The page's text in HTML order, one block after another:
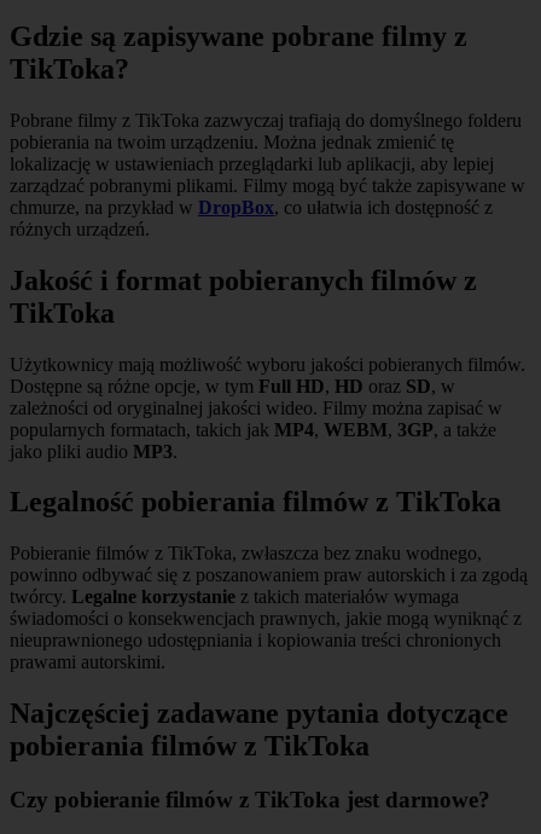
Gdzie są zapisywane pobrane filmy z
TikToka?
Pobrane filmy z TikToka zazwyczaj trafiają do domyślnego folderu
pobierania na twoim urządzeniu. Można jednak zmienić tę
lokalizację w ustawieniach przeglądarki lub aplikacji, aby lepiej
zarządzać pobranymi plikami. Filmy mogą być także zapisywane w
chmurze, na przykład w DropBox, co ułatwia ich dostępność z
różnych urządzeń.
Jakość i format pobieranych filmów z
TikToka
Użytkownicy mają możliwość wyboru jakości pobieranych filmów.
Dostępne są różne opcje, w tym Full HD, HD oraz SD, w
zależności od oryginalnej jakości wideo. Filmy można zapisać w
popularnych formatach, takich jak MP4, WEBM, 3GP, a także
jako pliki audio MP3.
Legalność pobierania filmów z TikToka
Pobieranie filmów z TikToka, zwłaszcza bez znaku wodnego,
powinno odbywać się z poszanowaniem praw autorskich i za zgodą
twórcy. Legalne korzystanie z takich materiałów wymaga
świadomości o konsekwencjach prawnych, jakie mogą wyniknąć z
nieuprawnionego udostępniania i kopiowania treści chronionych
prawami autorskimi.
Najczęściej zadawane pytania dotyczące
pobierania filmów z TikToka
Czy pobieranie filmów z TikToka jest darmowe?